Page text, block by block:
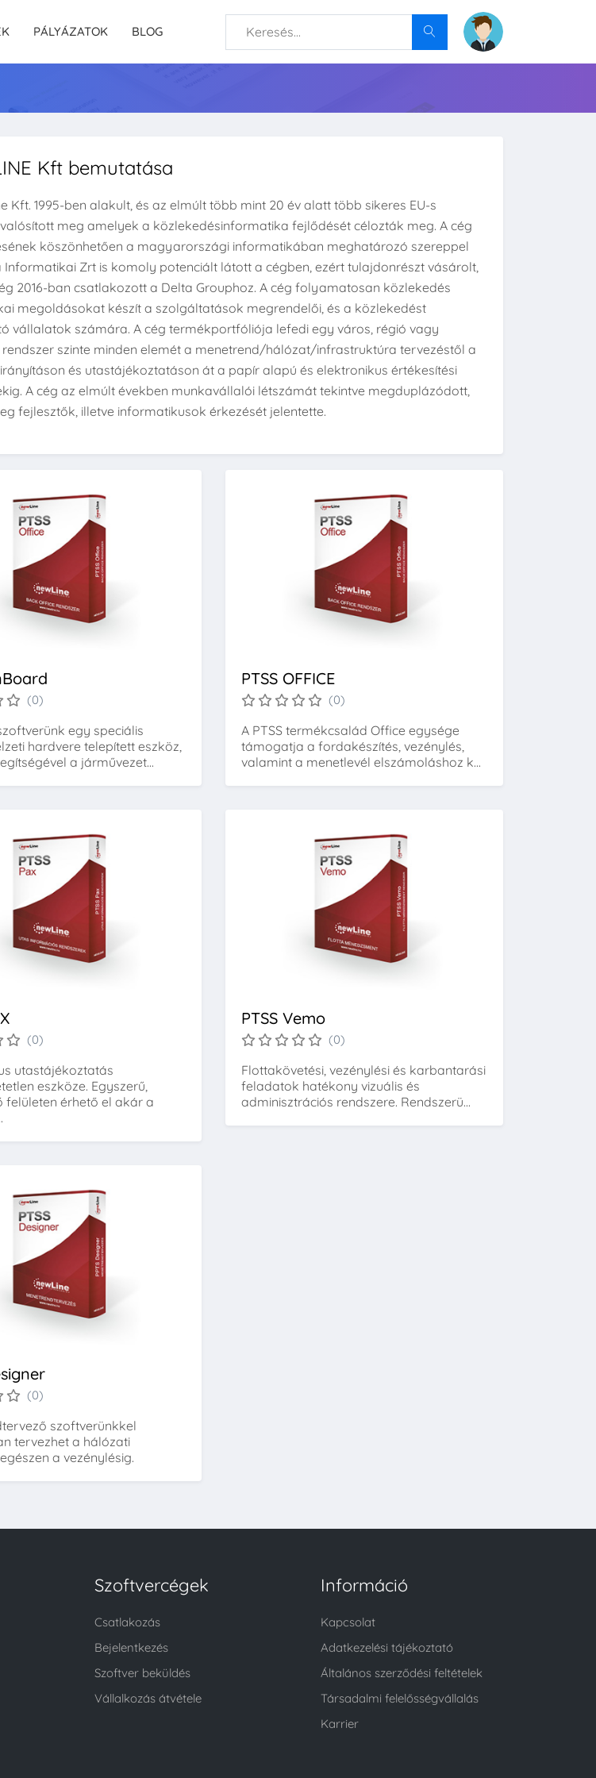
PÁLYÁZATOK BLOG
Kft bemutatása
Kft. 1995-ben alakult, és az elmúlt több mint 20 év alatt több sikeres EU-s
meg amelyek a közlekedésinformatika fejlődését célozták meg. A cég
köszönhetően a magyarországi informatikában meghatározó szereppel
Informatikai Zrt is komoly potenciált látott a cégben, ezért tulajdonrészt vásárolt,
2016-ban csatlakozott a Delta Grouphoz. A cég folyamatosan közlekedés
megoldásokat készít a szolgáltatások megrendelői, és a közlekedést
vállalatok számára. A cég termékportfóliója lefedi egy város, régió vagy
szinte minden elemét a menetrend/hálózat/infrastruktúra tervezéstől a
és utastájékoztatáson át a papír alapú és elektronikus értékesítési
A cég az elmúlt években munkavállalói létszámát tekintve megduplázódott,
fejlesztők, illetve informatikusok érkezését jelentette.
(0)
egy speciális
hardvere telepített eszköz,
a járművezet...
PTSS OFFICE
(0)
A PTSS termékcsalád Office egysége
támogatja a fordakészítés, vezénylés,
valamint a menetlevél elszámoláshoz k...
(0)
utastájékoztatás
eszköze. Egyszerű,
felületen érhető el akár a
PTSS Vemo
(0)
Flottakövetési, vezénylési és karbantarási
feladatok hatékony vizuális és
adminisztrációs rendszere. Rendszerü...
(0)
szoftverünkkel
tervezhet a hálózati
a vezénylésig.
Szoftvercégek
Csatlakozás
Bejelentkezés
Szoftver beküldés
Vállalkozás átvétele
Információ
Kapcsolat
Adatkezelési tájékoztató
Általános szerződési feltételek
Társadalmi felelősségvállalás
Karrier